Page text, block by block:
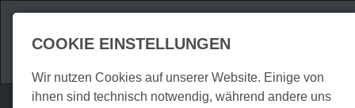
Attraktionen
COOKIE EINSTELLUNGEN
Wir nutzen Cookies auf unserer Website. Einige von
ihnen sind technisch notwendig, während andere uns